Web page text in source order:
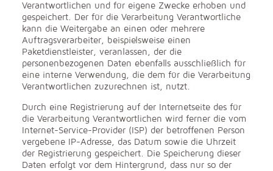
Verantwortlichen und für eigene Zwecke erhoben und
gespeichert. Der für die Verarbeitung Verantwortliche
kann die Weitergabe an einen oder mehrere
Auftragsverarbeiter, beispielsweise einen
Paketdienstleister, veranlassen, der die
personenbezogenen Daten ebenfalls ausschließlich für
eine interne Verwendung, die dem für die Verarbeitung
Verantwortlichen zuzurechnen ist, nutzt.
Durch eine Registrierung auf der Internetseite des für
die Verarbeitung Verantwortlichen wird ferner die vom
Internet-Service-Provider (ISP) der betroffenen Person
vergebene IP-Adresse, das Datum sowie die Uhrzeit
der Registrierung gespeichert. Die Speicherung dieser
Daten erfolgt vor dem Hintergrund, dass nur so der